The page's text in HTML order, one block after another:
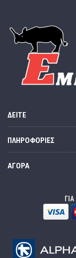
ΔΕΊΤΕ
ΠΛΗΡΟΦΟΡΊΕΣ
ΑΓΟΡΆ